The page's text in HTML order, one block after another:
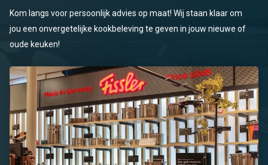
Kom langs voor persoonlijk advies op maat! Wij staan klaar om
jou een onvergetelijke kookbeleving te geven in jouw nieuwe of
oude keuken!